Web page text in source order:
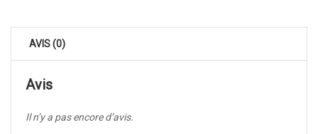
AVIS (0)
Avis
Il n’y a pas encore d’avis.